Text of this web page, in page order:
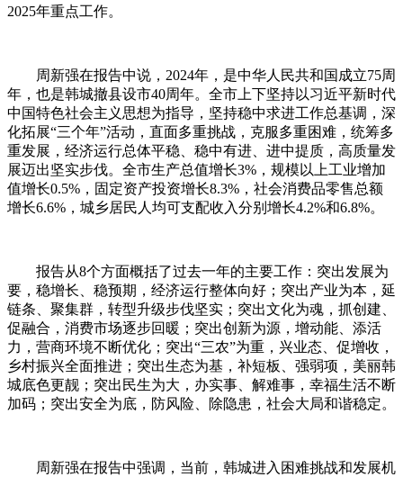
2025年重点工作。
周新强在报告中说，2024年，是中华人民共和国成立75周
年，也是韩城撤县设市40周年。全市上下坚持以习近平新时代
中国特色社会主义思想为指导，坚持稳中求进工作总基调，深
化拓展“三个年”活动，直面多重挑战，克服多重困难，统筹多
重发展，经济运行总体平稳、稳中有进、进中提质，高质量发
展迈出坚实步伐。全市生产总值增长3%，规模以上工业增加
值增长0.5%，固定资产投资增长8.3%，社会消费品零售总额
增长6.6%，城乡居民人均可支配收入分别增长4.2%和6.8%。
报告从8个方面概括了过去一年的主要工作：突出发展为
要，稳增长、稳预期，经济运行整体向好；突出产业为本，延
链条、聚集群，转型升级步伐坚实；突出文化为魂，抓创建、
促融合，消费市场逐步回暖；突出创新为源，增动能、添活
力，营商环境不断优化；突出“三农”为重，兴业态、促增收，
乡村振兴全面推进；突出生态为基，补短板、强弱项，美丽韩
城底色更靓；突出民生为大，办实事、解难事，幸福生活不断
加码；突出安全为底，防风险、除隐患，社会大局和谐稳定。
周新强在报告中强调，当前，韩城进入困难挑战和发展机